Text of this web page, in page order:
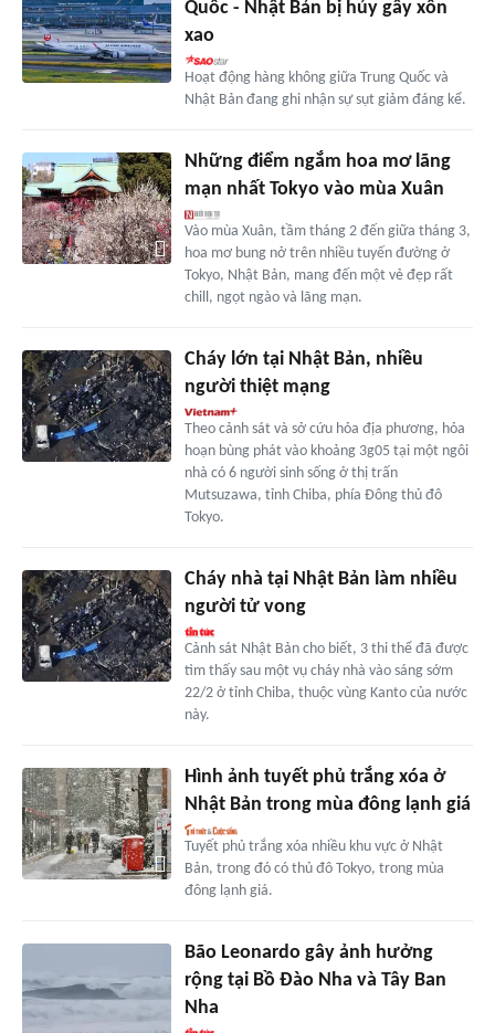
Quốc - Nhật Bản bị hủy gây xôn
xao
Hoạt động hàng không giữa Trung Quốc và
Nhật Bản đang ghi nhận sự sụt giảm đáng kể.
Những điểm ngắm hoa mơ lãng
mạn nhất Tokyo vào mùa Xuân
Vào mùa Xuân, tầm tháng 2 đến giữa tháng 3,
hoa mơ bung nở trên nhiều tuyến đường ở
Tokyo, Nhật Bản, mang đến một vẻ đẹp rất
chill, ngọt ngào và lãng mạn.
Cháy lớn tại Nhật Bản, nhiều
người thiệt mạng
Theo cảnh sát và sở cứu hỏa địa phương, hỏa
hoạn bùng phát vào khoảng 3g05 tại một ngôi
nhà có 6 người sinh sống ở thị trấn
Mutsuzawa, tỉnh Chiba, phía Đông thủ đô
Tokyo.
Cháy nhà tại Nhật Bản làm nhiều
người tử vong
Cảnh sát Nhật Bản cho biết, 3 thi thể đã được
tìm thấy sau một vụ cháy nhà vào sáng sớm
22/2 ở tỉnh Chiba, thuộc vùng Kanto của nước
này.
Hình ảnh tuyết phủ trắng xóa ở
Nhật Bản trong mùa đông lạnh giá
Tuyết phủ trắng xóa nhiều khu vực ở Nhật
Bản, trong đó có thủ đô Tokyo, trong mùa
đông lạnh giá.
Bão Leonardo gây ảnh hưởng
rộng tại Bồ Đào Nha và Tây Ban
Nha